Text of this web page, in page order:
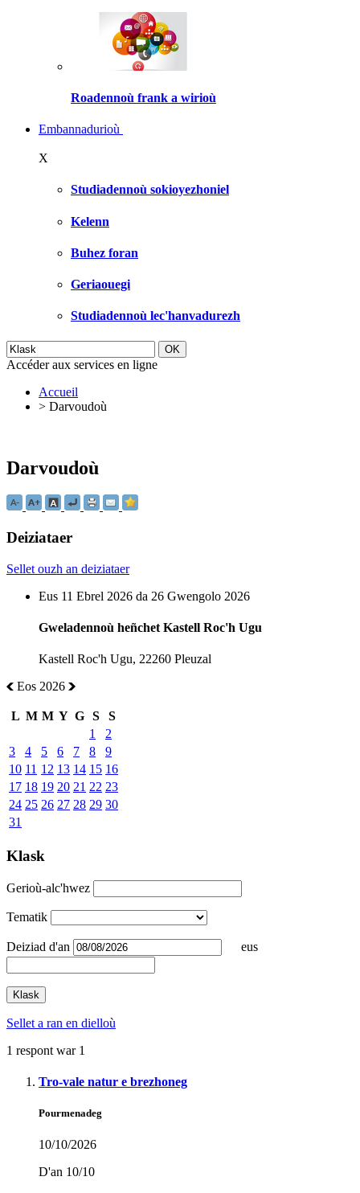
Roadennoù frank a wirioù
Embannadurioù
X
Studiadennoù sokioyezhoniel
Kelenn
Buhez foran
Geriaouegi
Studiadennoù lec'hanvadurezh
Accéder aux services en ligne
Accueil
> Darvoudoù
Darvoudoù
Deiziataer
Sellet ouzh an deiziataer
Eus 11 Ebrel 2026 da 26 Gwengolo 2026
Gweladennoù heñchet Kastell Roc'h Ugu
Kastell Roc'h Ugu, 22260 Pleuzal
Eos 2026
L M M Y G S
S
1
2
3
4 5 6 7 8
9
10 11 12 13 14 15 16
17 18 19 20 21 22 23
24 25 26 27 28 29 30
31
Klask
Gerioù-alc'hwez
Tematik
Deiziad d'an eus
Sellet a ran en dielloù
1 respont war 1
Tro-vale natur e brezhoneg
Pourmenadeg
10/10/2026
D'an 10/10